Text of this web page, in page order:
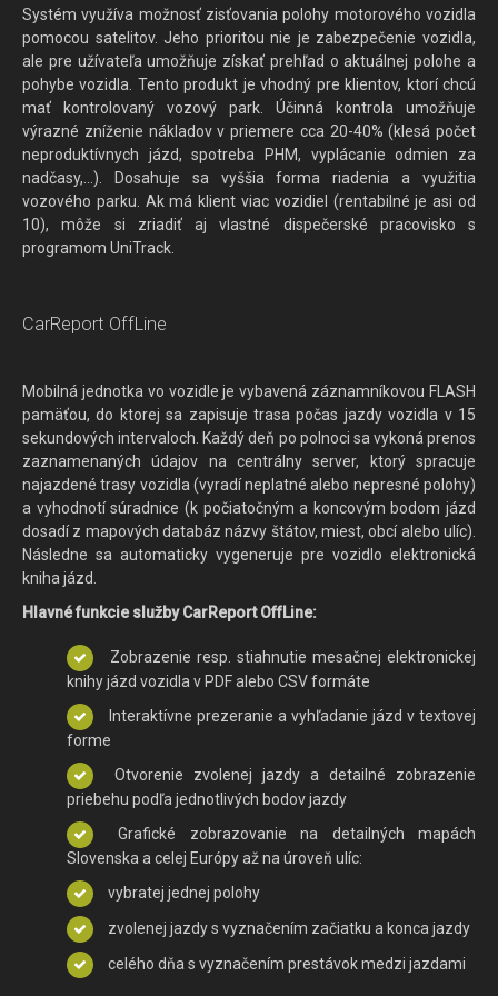
Systém využíva možnosť zisťovania polohy motorového vozidla
pomocou satelitov. Jeho prioritou nie je zabezpečenie vozidla,
ale pre užívateľa umožňuje získať prehľad o aktuálnej polohe a
pohybe vozidla. Tento produkt je vhodný pre klientov, ktorí chcú
mať kontrolovaný vozový park. Účinná kontrola umožňuje
výrazné zníženie nákladov v priemere cca 20-40% (klesá počet
neproduktívnych jázd, spotreba PHM, vyplácanie odmien za
nadčasy,...). Dosahuje sa vyššia forma riadenia a využitia
vozového parku. Ak má klient viac vozidiel (rentabilné je asi od
10), môže si zriadiť aj vlastné dispečerské pracovisko s
programom UniTrack.
CarReport OffLine
Mobilná jednotka vo vozidle je vybavená záznamníkovou FLASH
pamäťou, do ktorej sa zapisuje trasa počas jazdy vozidla v 15
sekundových intervaloch. Každý deň po polnoci sa vykoná prenos
zaznamenaných údajov na centrálny server, ktorý spracuje
najazdené trasy vozidla (vyradí neplatné alebo nepresné polohy)
a vyhodnotí súradnice (k počiatočným a koncovým bodom jázd
dosadí z mapových databáz názvy štátov, miest, obcí alebo ulíc).
Následne sa automaticky vygeneruje pre vozidlo elektronická
kniha jázd.
Hlavné funkcie službyCarReport OffLine:
Zobrazenie resp. stiahnutie mesačnej elektronickej
knihy jázd vozidla v PDF alebo CSV formáte
Interaktívne prezeranie a vyhľadanie jázd v textovej
forme
Otvorenie zvolenej jazdy a detailné zobrazenie
priebehu podľa jednotlivých bodov jazdy
Grafické zobrazovanie na detailných mapách
Slovenska a celej Európy až na úroveň ulíc:
vybratej jednej polohy
zvolenej jazdy s vyznačením začiatku a konca jazdy
celého dňa s vyznačením prestávok medzi jazdami